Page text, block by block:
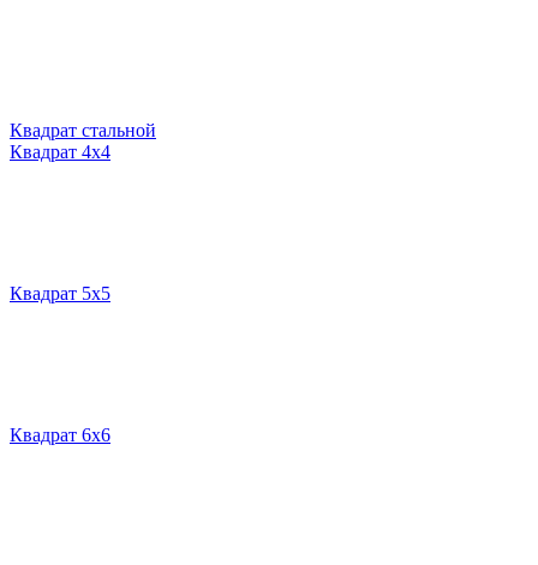
Квадрат стальной
Квадрат 4х4
Квадрат 5х5
Квадрат 6х6